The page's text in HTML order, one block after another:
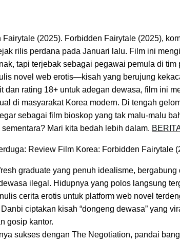
(2025). Forbidden Fairytale (2025),
rilis perdana pada Januari lalu. Film ini
tapi terjebak sebagai pegawai pemula di
novel web erotis—kisah yang berujung
dan rating 18+ untuk adegan dewasa, film ini
di masyarakat Korea modern. Di tengah
sebagai film bioskop yang tak malu-malu
Mari kita bedah lebih dalam.
Review Film Korea: Forbidden Fairytale
graduate yang penuh idealisme,
ilegal. Hidupnya yang polos langsung
cerita erotis untuk platform web novel
ciptakan kisah “dongeng dewasa” yang
gosip kantor.
sukses dengan The Negotiation, pandai